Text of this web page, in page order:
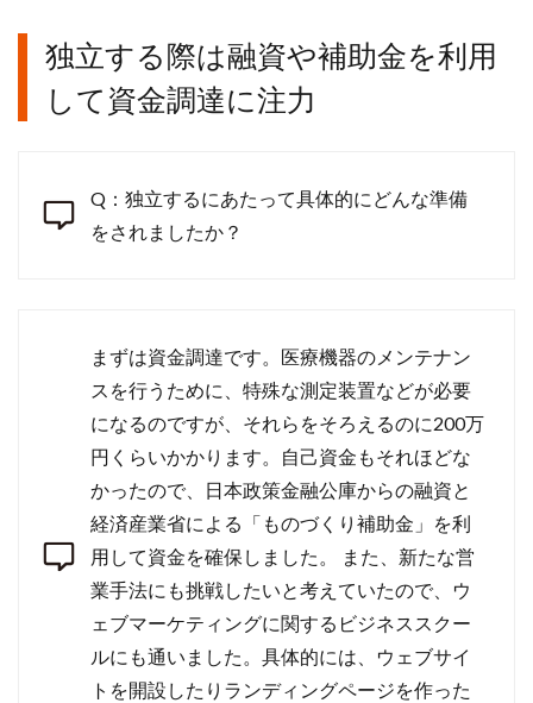
独立する際は融資や補助金を利用
して資金調達に注力
Q：独立するにあたって具体的にどんな準備
をされましたか？
まずは資金調達です。医療機器のメンテナン
スを行うために、特殊な測定装置などが必要
になるのですが、それらをそろえるのに200万
円くらいかかります。自己資金もそれほどな
かったので、日本政策金融公庫からの融資と
経済産業省による「ものづくり補助金」を利
用して資金を確保しました。 また、新たな営
業手法にも挑戦したいと考えていたので、ウ
ェブマーケティングに関するビジネススクー
ルにも通いました。具体的には、ウェブサイ
トを開設したりランディングページを作った